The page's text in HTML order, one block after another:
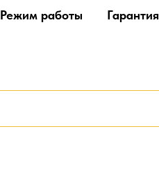
Гарантия
Режим работы